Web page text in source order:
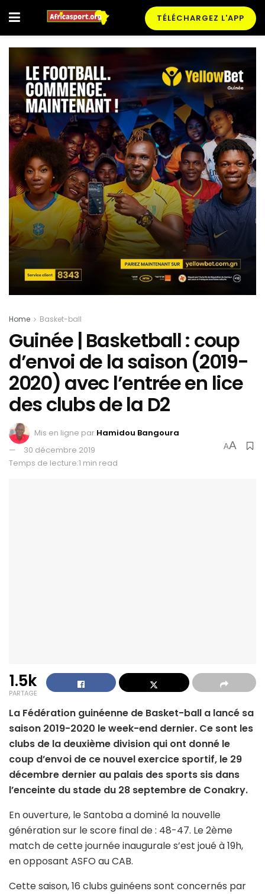
TÉLÉCHARGEZ L'APP
Home Basket-ball
Guinée | Basketball : coup
d’envoi de la saison (2019-
2020) avec l’entrée en lice
des clubs de la D2
Mis en ligne par Hamidou Bangoura
30 décembre 2019
Temps de lecture:1 min read
AA
1.5k
PARTAGE
La Fédération guinéenne de Basket-ball a lancé sa
saison 2019-2020 le week-end dernier. Ce sont les
clubs de la deuxième division qui ont donné le
coup d’envoi de ce nouvel exercice sportif, le 29
décembre dernier au palais des sports sis dans
l’enceinte du stade du 28 septembre de Conakry.
En ouverture, le Santoba a dominé la nouvelle
génération sur le score final de : 48-47. Le 2ème
match de cette journée inaugurale s’est joué à 19h,
en opposant ASFO au CAB.
Cette saison, 16 clubs guinéens sont concernés par